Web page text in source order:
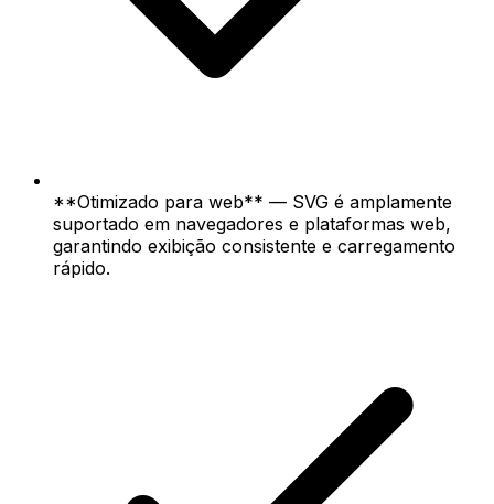
**Otimizado para web** — SVG é amplamente
suportado em navegadores e plataformas web,
garantindo exibição consistente e carregamento
rápido.